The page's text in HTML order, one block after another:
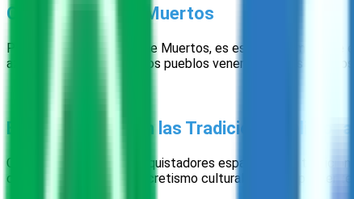
Orígen del Día de Muertos
Para comprender el Día de Muertos, es esencial
aztecas y los mayas. Estos pueblos veneraban a sus
El sincretismo con las Tradiciones religiosas
Con la llegada de los conquistadores españoles, las
conocemos hoy. Este sincretismo cultural es clave para